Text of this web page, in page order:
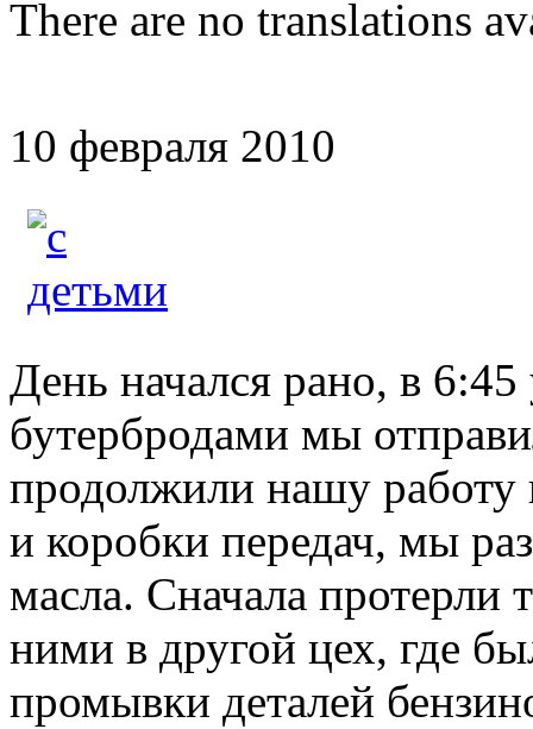
There are no translations
10 февраля 2010
День начался рано, в 6:45
бутербродами мы
продолжили нашу работу
и коробки передач, мы
масла. Сначала протерли
ними в другой цех, где
промывки деталей